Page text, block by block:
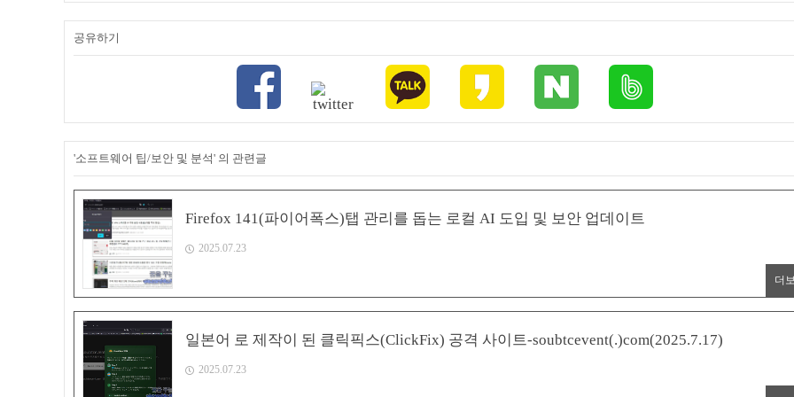
공유하기
'소프트웨어 팁/보안 및 분석' 의 관련글
Firefox 141(파이어폭스)탭 관리를 돕는 로컬 AI 도입 및 보안 업데이트
2025.07.23
더
일본어 로 제작이 된 클릭픽스(ClickFix) 공격 사이트-soubtcevent(.)com(2025.7.17)
2025.07.23